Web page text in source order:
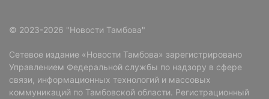
© 2023-2026 "Новости Тамбова"
Сетевое издание «Новости Тамбова» зарегистрировано
Управлением Федеральной службы по надзору в сфере
связи, информационных технологий и массовых
коммуникаций по Тамбовской области. Регистрационный